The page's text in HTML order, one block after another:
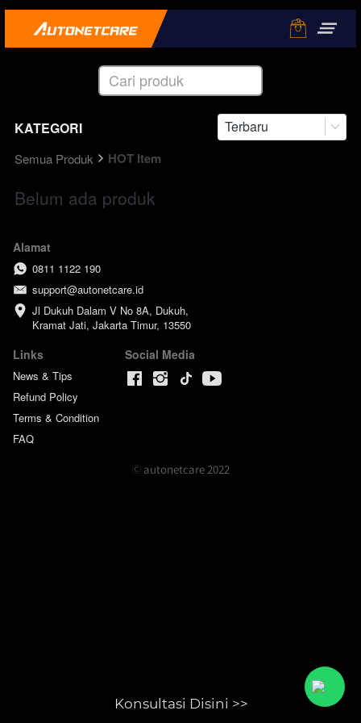
Cari produk
KATEGORI Terbaru
Semua Produk HOT Item
Belum ada produk
Konsultasi Disini >>
Alamat
0811 1122 190
support@autonetcare.id
Jl Dukuh Dalam V No 8A, Dukuh,
Kramat Jati, Jakarta Timur, 13550
Links
News & Tips
Refund Policy
Terms & Condition
FAQ
Social Media
autonetcare 2022
terhubung dengan whatsapp kami